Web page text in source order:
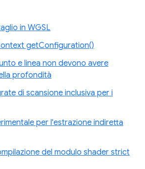
in WGSL
getConfiguration()
e linea non devono avere
profondità
di scansione inclusiva per i
per l'estrazione indiretta
del modulo shader strict